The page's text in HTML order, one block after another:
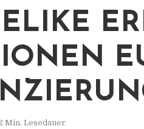
Min. Lesedauer